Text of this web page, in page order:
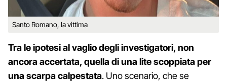
Santo Romano, la vittima
Tra le ipotesi al vaglio degli investigatori, non
ancora accertata, quella di una lite scoppiata per
una scarpa calpestata. Uno scenario, che se